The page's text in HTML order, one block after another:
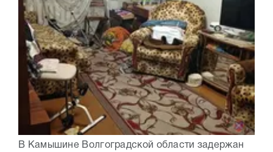
В Камышине Волгоградской области задержан